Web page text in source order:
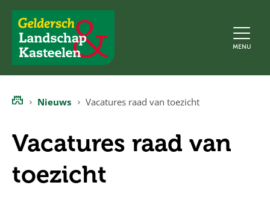
Geldersch
Landschap
en
MENU
Nieuws Vacatures raad van toezicht
Vacatures raad van
toezicht